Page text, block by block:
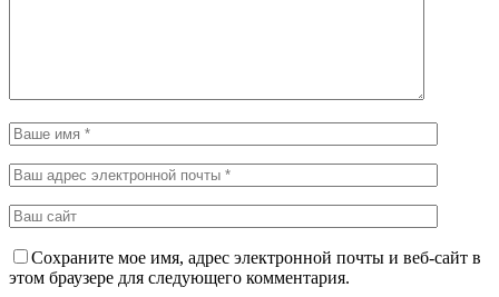
Сохраните мое имя, адрес электронной почты и веб-сайт в
этом браузере для следующего комментария.